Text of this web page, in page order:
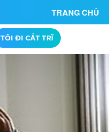
TRANG CHỦ
TÔI ĐI CẮT TRĨ